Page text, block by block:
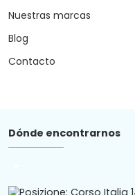
Nuestras marcas
Blog
Contacto
Dónde encontrarnos